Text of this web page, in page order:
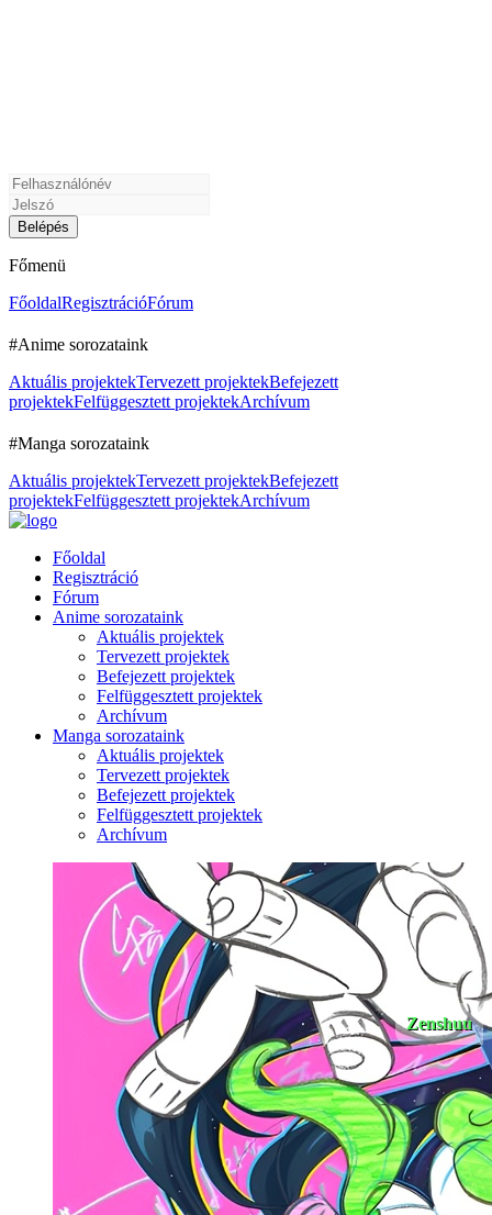
Főmenü
FőoldalRegisztrációFórum
#Anime sorozataink
Aktuális projektekTervezett projektekBefejezett
projektekFelfüggesztett projektekArchívum
#Manga sorozataink
Aktuális projektekTervezett projektekBefejezett
projektekFelfüggesztett projektekArchívum
Főoldal
Regisztráció
Fórum
Anime sorozataink
Aktuális projektek
Tervezett projektek
Befejezett projektek
Felfüggesztett projektek
Archívum
Manga sorozataink
Aktuális projektek
Tervezett projektek
Befejezett projektek
Felfüggesztett projektek
Archívum
Zenshuu